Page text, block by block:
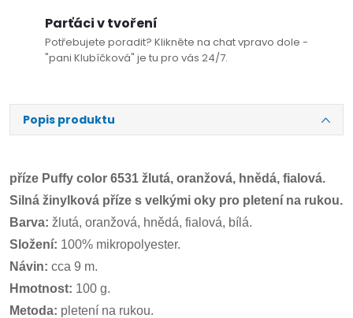
Parťáci v tvoření
Potřebujete poradit? Klikněte na chat vpravo dole -
"pani Klubíčková" je tu pro vás 24/7.
Popis produktu
příze Puffy color 6531 žlutá, oranžová, hnědá, fialová.
Silná žinylková příze s velkými oky pro pletení na rukou.
Barva: žlutá, oranžová, hnědá, fialová, bílá.
Složení: 100% mikropolyester.
Návin: cca 9 m.
Hmotnost: 100 g.
Metoda: pletení na rukou.